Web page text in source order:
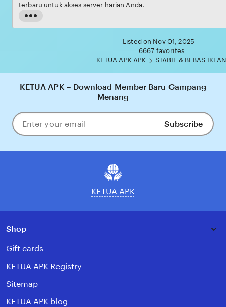
Read
the
terbaru untuk akses server harian Anda.
Listed on Nov 01, 2025
6667 favorites
KETUA APK APK
STABIL & BEBAS
KETUA APK – Download Member Baru Gampang
Menang
Enter
your
Subscribe
KETUA APK
Shop
Gift cards
KETUA APK Registry
Sitemap
KETUA APK blog